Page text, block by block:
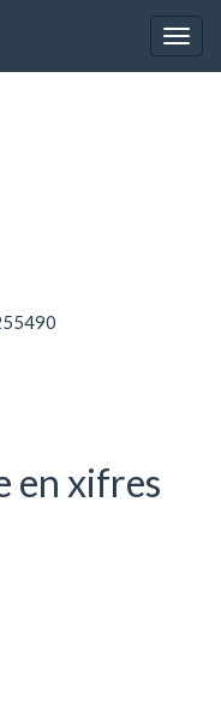
en xifres